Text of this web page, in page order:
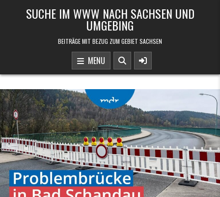
SUCHE IM WWW NACH SACHSEN UND
UMGEBING
BEITRÄGE MIT BEZUG ZUM GEBIET SACHSEN
MENU